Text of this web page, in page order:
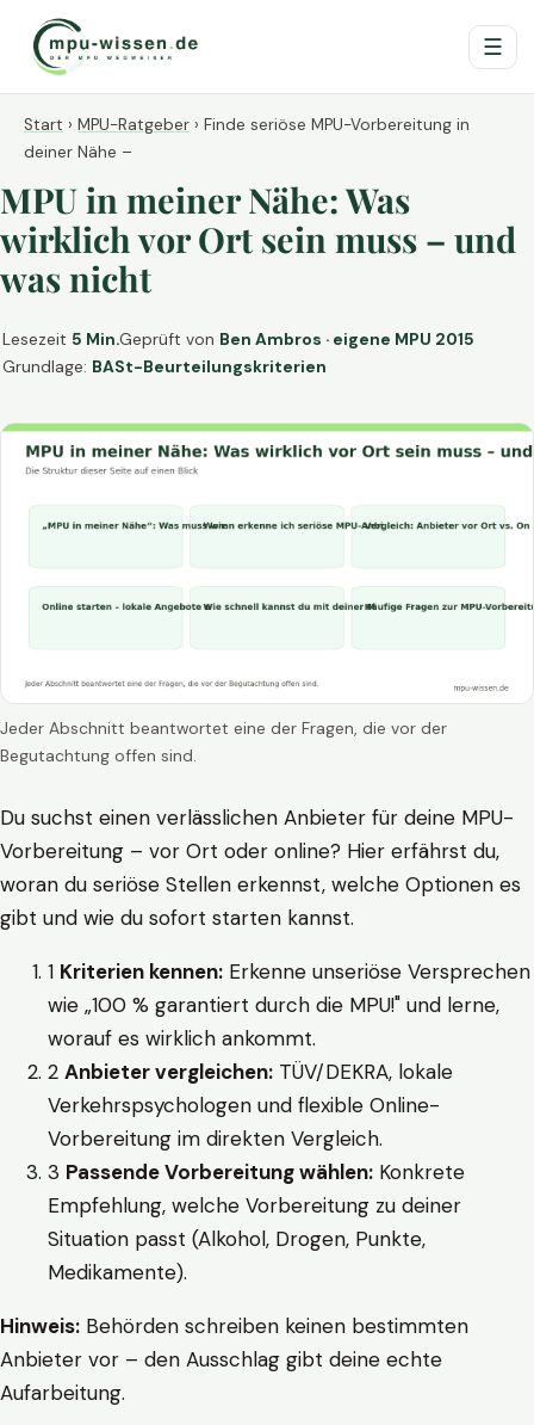
☰
Start › MPU-Ratgeber › Finde seriöse MPU-Vorbereitung in
deiner Nähe –
MPU in meiner Nähe: Was
wirklich vor Ort sein muss – und
was nicht
Lesezeit 5 Min.Geprüft von Ben Ambros · eigene MPU 2015
Grundlage: BASt-Beurteilungskriterien
Jeder Abschnitt beantwortet eine der Fragen, die vor der
Begutachtung offen sind.
Du suchst einen verlässlichen Anbieter für deine MPU-
Vorbereitung – vor Ort oder online? Hier erfährst du,
woran du seriöse Stellen erkennst, welche Optionen es
gibt und wie du sofort starten kannst.
1 Kriterien kennen: Erkenne unseriöse Versprechen
wie „100 % garantiert durch die MPU!" und lerne,
worauf es wirklich ankommt.
2 Anbieter vergleichen: TÜV/DEKRA, lokale
Verkehrspsychologen und flexible Online-
Vorbereitung im direkten Vergleich.
3 Passende Vorbereitung wählen: Konkrete
Empfehlung, welche Vorbereitung zu deiner
Situation passt (Alkohol, Drogen, Punkte,
Medikamente).
Hinweis: Behörden schreiben keinen bestimmten
Anbieter vor – den Ausschlag gibt deine echte
Aufarbeitung.